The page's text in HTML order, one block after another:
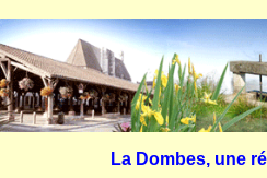
La Dombes, une